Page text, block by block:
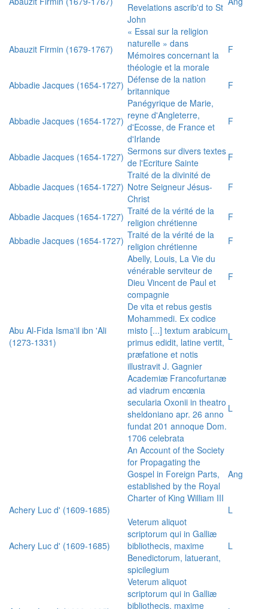
Revelations ascrib'd to St
John
Abauzit Firmin (1679-1767)
« Essai sur la religion
naturelle » dans
Mémoires concernant la
théologie et la morale
F
Abbadie Jacques (1654-1727) Défense de la nation
britannique
F
Abbadie Jacques (1654-1727)
Panégyrique de Marie,
reyne d'Angleterre,
d'Ecosse, de France et
d'Irlande
F
Abbadie Jacques (1654-1727) Sermons sur divers textes
de l'Ecriture Sainte
F
Abbadie Jacques (1654-1727)
Traité de la divinité de
Notre Seigneur Jésus-
Christ
F
Abbadie Jacques (1654-1727) Traité de la vérité de la
religion chrétienne
F
Abbadie Jacques (1654-1727) Traité de la vérité de la
religion chrétienne
F
Abelly, Louis, La Vie du
vénérable serviteur de
Dieu Vincent de Paul et
compagnie
F
Abu Al-Fida Isma'il ibn 'Ali
(1273-1331)
De vita et rebus gestis
Mohammedi. Ex codice
misto [...] textum arabicum
primus edidit, latine vertit,
præfatione et notis
illustravit J. Gagnier
L
Academiæ Francofurtanæ
ad viadrum encœnia
secularia Oxonii in theatro
sheldoniano apr. 26 anno
fundat 201 annoque Dom.
1706 celebrata
L
An Account of the Society
for Propagating the
Gospel in Foreign Parts,
established by the Royal
Charter of King William III
Ang
Achery Luc d' (1609-1685) L
Achery Luc d' (1609-1685)
Veterum aliquot
scriptorum qui in Galliæ
bibliothecis, maxime
Benedictorum, latuerant,
spicilegium
L
Veterum aliquot
scriptorum qui in Galliæ
bibliothecis, maxime